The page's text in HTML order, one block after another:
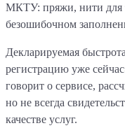
МКТУ: пряжи, нити для
безошибочном
Декларируемая
регистрацию уже
говорит о сервисе,
но не всегда
качестве услуг.